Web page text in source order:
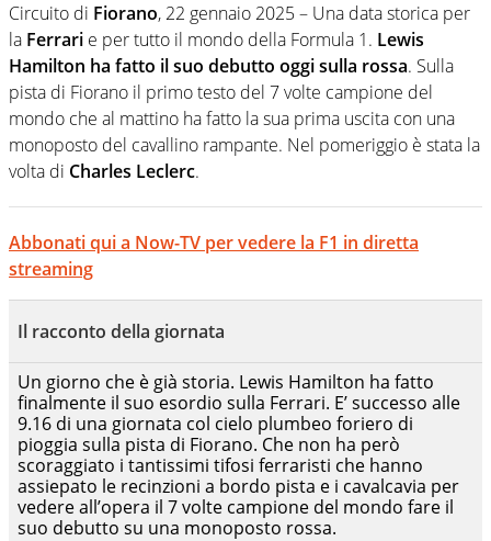
Circuito di Fiorano, 22 gennaio 2025 – Una data storica per
la Ferrari e per tutto il mondo della Formula 1. Lewis
Hamilton ha fatto il suo debutto oggi sulla rossa. Sulla
pista di Fiorano il primo testo del 7 volte campione del
mondo che al mattino ha fatto la sua prima uscita con una
monoposto del cavallino rampante. Nel pomeriggio è stata la
volta di Charles Leclerc.
Abbonati qui a Now-TV per vedere la F1 in diretta
streaming
Il racconto della giornata
Un giorno che è già storia. Lewis Hamilton ha fatto
finalmente il suo esordio sulla Ferrari. E’ successo alle
9.16 di una giornata col cielo plumbeo foriero di
pioggia sulla pista di Fiorano. Che non ha però
scoraggiato i tantissimi tifosi ferraristi che hanno
assiepato le recinzioni a bordo pista e i cavalcavia per
vedere all’opera il 7 volte campione del mondo fare il
suo debutto su una monoposto rossa.